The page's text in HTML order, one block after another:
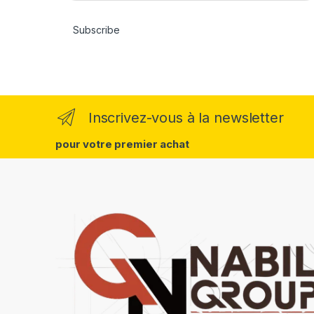
Subscribe
Inscrivez-vous à la newsletter
pour votre premier achat